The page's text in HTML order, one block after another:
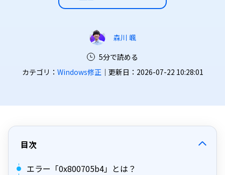
森川 颯
5分で読める
カテゴリ： Windows修正｜更新日：2026-07-22 10:28:01
目次
エラー「0x800705b4」とは？